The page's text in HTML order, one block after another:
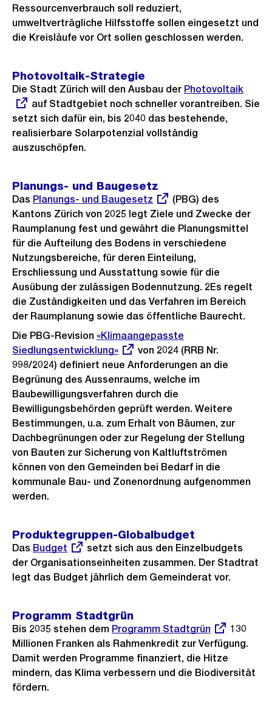
Ressourcenverbrauch soll reduziert,
umweltverträgliche Hilfsstoffe sollen eingesetzt und
die Kreisläufe vor Ort sollen geschlossen werden.
Photovoltaik-Strategie
Die Stadt Zürich will den Ausbau der Externer
Link:
Photovoltaik
auf Stadtgebiet noch schneller vorantreiben. Sie
setzt sich dafür ein, bis 2040 das bestehende,
realisierbare Solarpotenzial vollständig
auszuschöpfen.
Planungs- und Baugesetz
Das Externer
Link:
Planungs- und Baugesetz
(PBG) des
Kantons Zürich von 2025 legt Ziele und Zwecke der
Raumplanung fest und gewährt die Planungsmittel
für die Aufteilung des Bodens in verschiedene
Nutzungsbereiche, für deren Einteilung,
Erschliessung und Ausstattung sowie für die
Ausübung der zulässigen Bodennutzung. 2Es regelt
die Zuständigkeiten und das Verfahren im Bereich
der Raumplanung sowie das öffentliche Baurecht.
Die PBG-Revision Externer
Link:
«Klimaangepasste
Siedlungsentwicklung»
von 2024 (RRB Nr.
998/2024) definiert neue Anforderungen an die
Begrünung des Aussenraums, welche im
Baubewilligungsverfahren durch die
Bewilligungsbehörden geprüft werden. Weitere
Bestimmungen, u.a. zum Erhalt von Bäumen, zur
Dachbegrünungen oder zur Regelung der Stellung
von Bauten zur Sicherung von Kaltluftströmen
können von den Gemeinden bei Bedarf in die
kommunale Bau- und Zonenordnung aufgenommen
werden.
Produktegruppen-Globalbudget
Das Externer
Link:
Budget
setzt sich aus den Einzelbudgets
der Organisationseinheiten zusammen. Der Stadtrat
legt das Budget jährlich dem Gemeinderat vor.
Programm Stadtgrün
Bis 2035 stehen dem Externer
Link:
Programm Stadtgrün
130
Millionen Franken als Rahmenkredit zur Verfügung.
Damit werden Programme finanziert, die Hitze
mindern, das Klima verbessern und die Biodiversität
fördern.